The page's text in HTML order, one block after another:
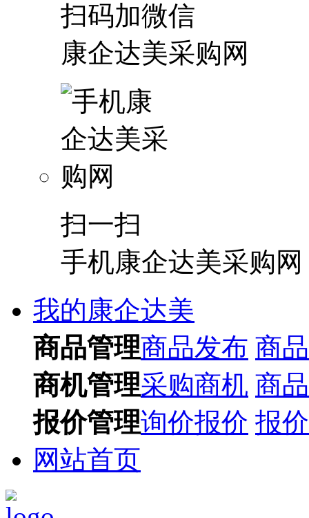
扫码加微信
康企达美采购网
扫一扫
手机康企达美采购网
我的康企达美
商品管理商品发布 商
商机管理采购商机 商
报价管理询价报价 报
网站首页